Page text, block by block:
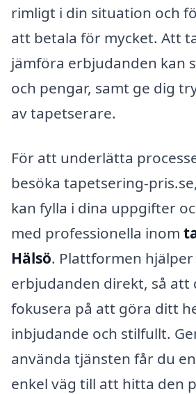
rimligt i din situation och
att betala för mycket. Att
jämföra erbjudanden kan
och pengar, samt ge dig
av tapetserare.
För att underlätta
besöka tapetsering-
kan fylla i dina uppgifter
med professionella inom
Hälsö. Plattformen
erbjudanden direkt, så att
fokusera på att göra ditt
inbjudande och stilfullt.
använda tjänsten får du
enkel väg till att hitta den